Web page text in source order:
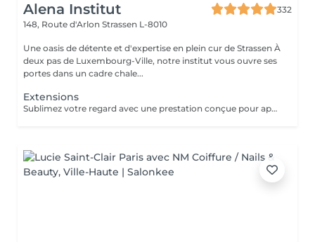
Alena Institut
332
148, Route d'Arlon Strassen L-8010
Une oasis de détente et d'expertise en plein cur de Strassen À
deux pas de Luxembourg-Ville, notre institut vous ouvre ses
portes dans un cadre chale...
Extensions
Sublimez votre regard avec une prestation conçue pour apporter plus d'intensité, de définition et une belle courbure à vos cils, tout en respectant leur nature. La pose complète dure environ 1h30 et offre un résultat durable, élégant et parfaitement adapté à votre regard. Pour maintenir une belle densité, un remplissage est recommandé toutes les 3 semaines ; celui-ci dure environ 1h. Une prestation soignée, confortable et idéale pour un regard toujours impeccable.